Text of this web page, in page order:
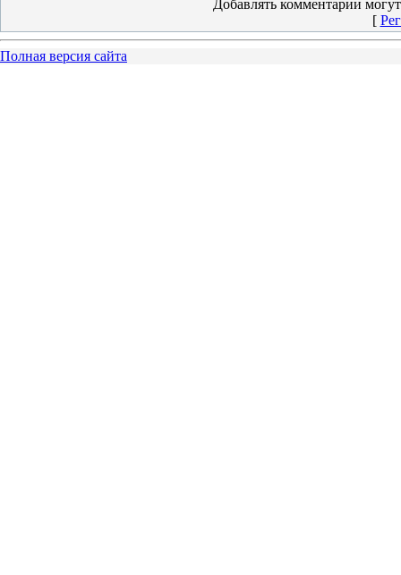
Добавлять комментарии
[
Полная версия сайта